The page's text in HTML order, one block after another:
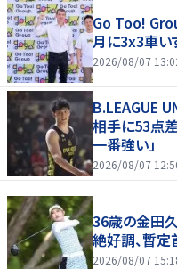
Go Too!
月に3x3車い
2026/08/07
B.LEAGUE
相手に53点
一番強い」
2026/08/07
36歳の金田
絶好調、暫
2026/08/07